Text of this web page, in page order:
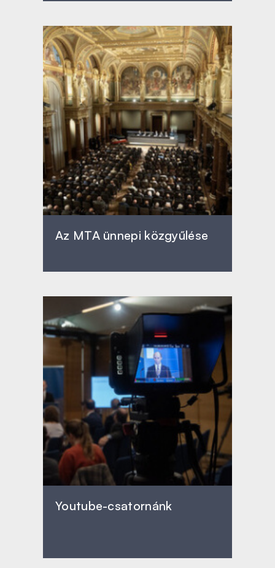
Az MTA ünnepi közgyűlése
Youtube-csatornánk